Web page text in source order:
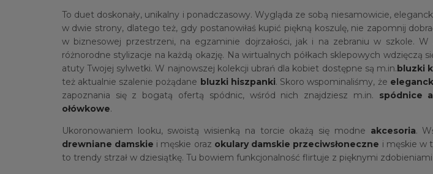
To duet doskonały, unikalny i ponadczasowy. Wygląda ze sobą niesamowicie,
w dwie strony, dlatego też, gdy postanowiłaś kupić piękną koszulę, nie zapomnij
w biznesowej przestrzeni, na egzaminie dojrzałości, jak i na zebraniu w szkole. W
różnorodne stylizacje na każdą okazję. Na wirtualnych półkach sklepowych
atuty Twojej sylwetki. W najnowszej kolekcji ubrań dla kobiet dostępne są m.in. bluzki
też aktualnie szalenie pożądane bluzki hiszpanki. Skoro wspominaliśmy, że
zapoznania się z bogatą ofertą spódnic, wśród nich znajdziesz m.in. spódnice
ołówkowe.
Ukoronowaniem looku, swoistą wisienką na torcie okażą się modne akcesoria.
drewniane damskie i męskie oraz okulary damskie przeciwsłoneczne i męskie w
to trendy strzał w dziesiątkę. Tu bowiem funkcjonalność flirtuje z pięknymi